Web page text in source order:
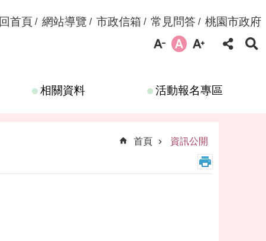
回首頁 網站導覽 市政信箱 常見問答 桃園市政府
相關資料 活動報名專區
首頁
資訊公開